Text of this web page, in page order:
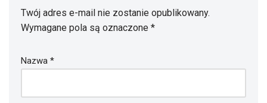
Twój adres e-mail nie zostanie opublikowany.
Wymagane pola są oznaczone *
Nazwa *